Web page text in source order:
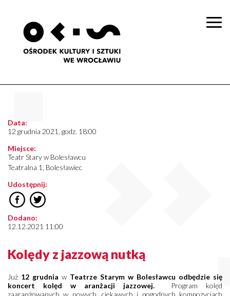
Data:
12 grudnia 2021, godz. 18:00
Miejsce:
Teatr Stary w Bolesławcu
Teatralna 1, Bolesławiec
Udostępnij:
Dodano:
12.12.2021 11:00
Kolędy z jazzową nutką
Już 12 grudnia w Teatrze Starym w Bolesławcu odbędzie się
koncert kolęd w aranżacji jazzowej. Program kolęd
zaaranżowanych w nowych, ciekawych i pogodnych kompozycjach